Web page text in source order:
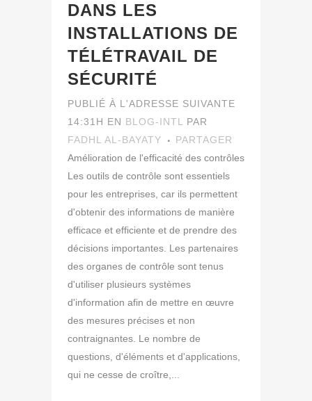
DANS LES
INSTALLATIONS DE
TÉLÉTRAVAIL DE
SÉCURITÉ
PUBLIÉ À L'ADRESSE SUIVANTE
14:31H EN BLOG-INTL
PAR
FADHL AL-BAYATY
PARTAGER
Amélioration de l'efficacité des contrôles
Les outils de contrôle sont essentiels
pour les entreprises, car ils permettent
d'obtenir des informations de manière
efficace et efficiente et de prendre des
décisions importantes. Les partenaires
des organes de contrôle sont tenus
d'utiliser plusieurs systèmes
d'information afin de mettre en œuvre
des mesures précises et non
contraignantes. Le nombre de
questions, d'éléments et d'applications,
qui ne cesse de croître,...